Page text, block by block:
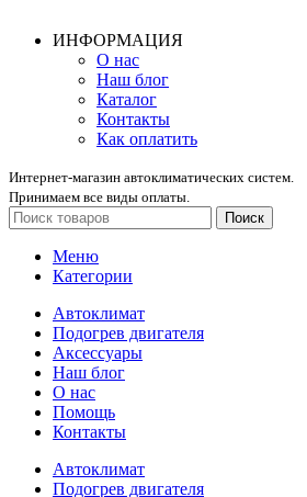
ИНФОРМАЦИЯ
О нас
Наш блог
Каталог
Контакты
Как оплатить
Интернет-магазин автоклиматических систем.
Принимаем все виды оплаты.
Поиск
Меню
Категории
Автоклимат
Подогрев двигателя
Аксессуары
Наш блог
О нас
Помощь
Контакты
Автоклимат
Подогрев двигателя